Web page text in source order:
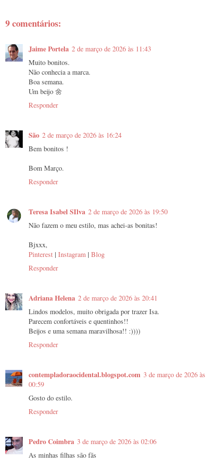
9 comentários:
Jaime Portela 2 de março de 2026 às 11:43
Muito bonitos.
Não conhecia a marca.
Boa semana.
Um beijo 🌼
Responder
São 2 de março de 2026 às 16:24
Bem bonitos !
Bom Março.
Responder
Teresa Isabel SIlva 2 de março de 2026 às 19:50
Não fazem o meu estilo, mas achei-as bonitas!
Bjxxx,
Pinterest | Instagram | Blog
Responder
Adriana Helena 2 de março de 2026 às 20:41
Lindos modelos, muito obrigada por trazer Isa.
Parecem confortáveis e quentinhos!!
Beijos e uma semana maravilhosa!! :))))
Responder
contempladoraocidental.blogspot.com 3 de março de 2026 às
00:59
Gosto do estilo.
Responder
Pedro Coimbra 3 de março de 2026 às 02:06
As minhas filhas são fãs